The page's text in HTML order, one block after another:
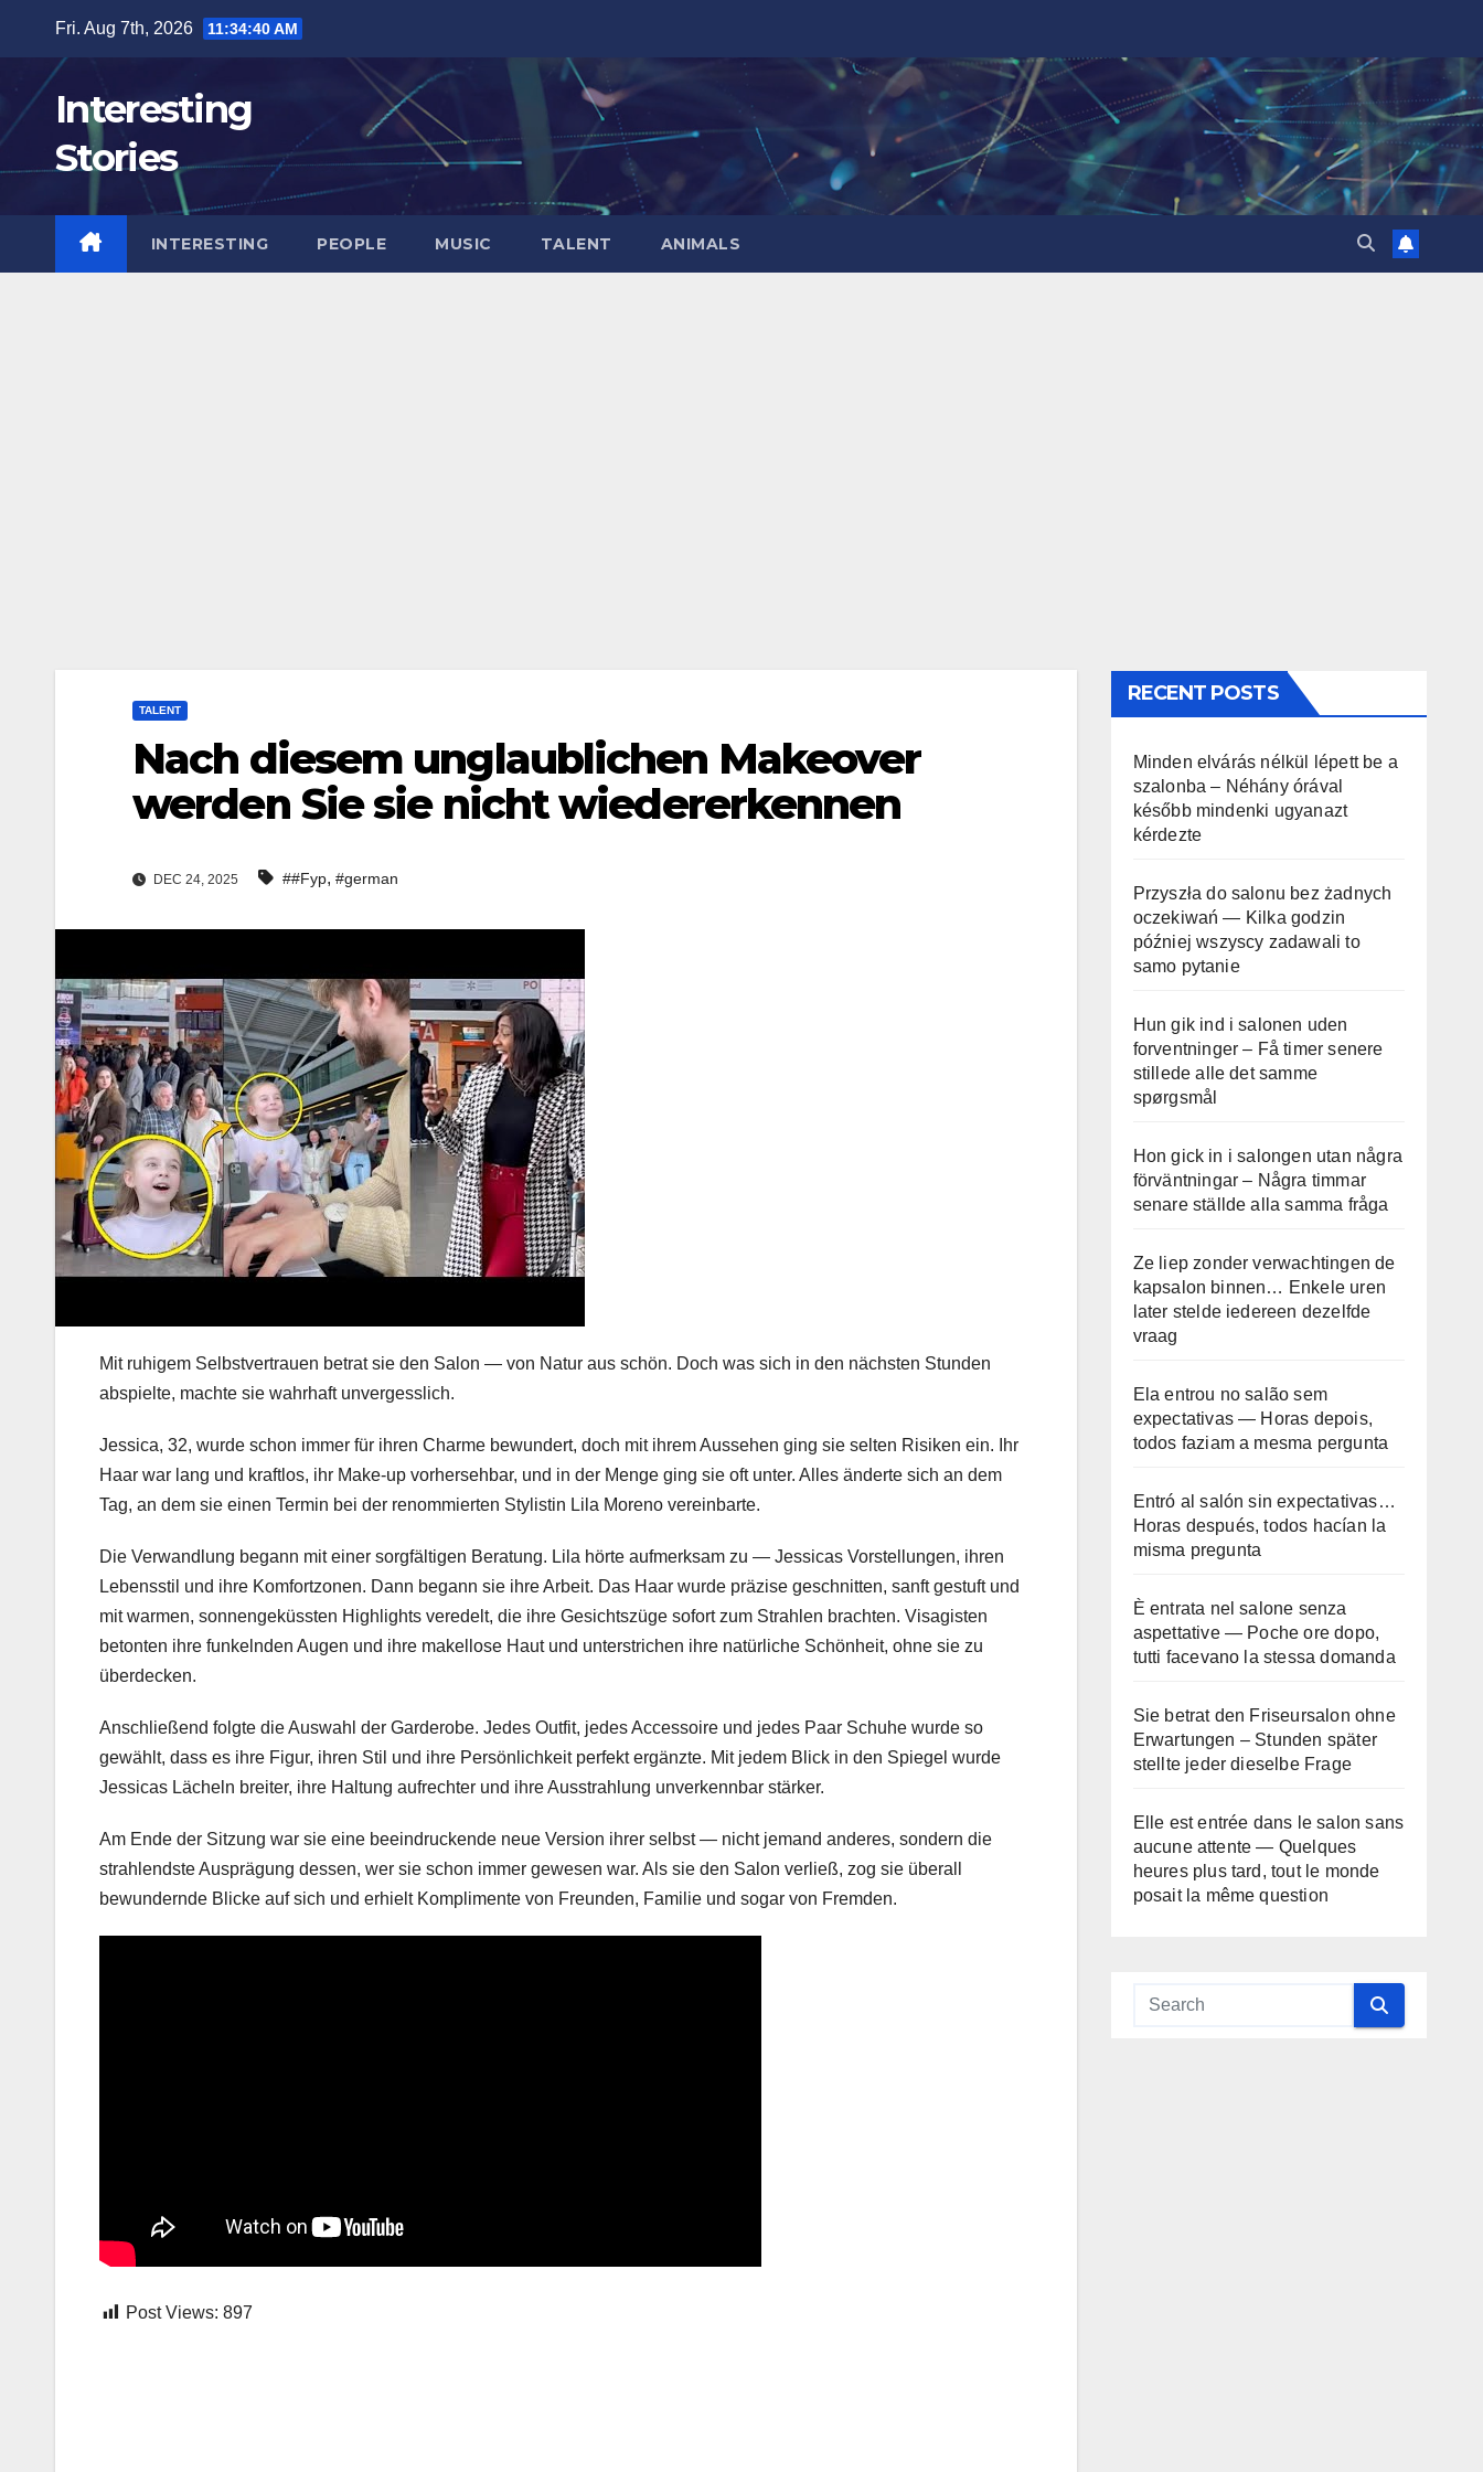
content
Fri. Aug 7th, 2026 11:34:41 AM
Interesting
Stories
INTERESTING PEOPLE MUSIC TALENT ANIMALS
TALENT
Nach diesem unglaublichen Makeover
werden Sie sie nicht wiedererkennen
DEC 24, 2025 ##Fyp, #german
Mit ruhigem Selbstvertrauen betrat sie den Salon — von Natur aus schön. Doch was sich in den nächsten Stunden
abspielte, machte sie wahrhaft unvergesslich.
Jessica, 32, wurde schon immer für ihren Charme bewundert, doch mit ihrem Aussehen ging sie selten Risiken ein. Ihr
Haar war lang und kraftlos, ihr Make-up vorhersehbar, und in der Menge ging sie oft unter. Alles änderte sich an dem
Tag, an dem sie einen Termin bei der renommierten Stylistin Lila Moreno vereinbarte.
Die Verwandlung begann mit einer sorgfältigen Beratung. Lila hörte aufmerksam zu — Jessicas Vorstellungen, ihren
Lebensstil und ihre Komfortzonen. Dann begann sie ihre Arbeit. Das Haar wurde präzise geschnitten, sanft gestuft und
mit warmen, sonnengeküssten Highlights veredelt, die ihre Gesichtszüge sofort zum Strahlen brachten. Visagisten
betonten ihre funkelnden Augen und ihre makellose Haut und unterstrichen ihre natürliche Schönheit, ohne sie zu
überdecken.
Anschließend folgte die Auswahl der Garderobe. Jedes Outfit, jedes Accessoire und jedes Paar Schuhe wurde so
gewählt, dass es ihre Figur, ihren Stil und ihre Persönlichkeit perfekt ergänzte. Mit jedem Blick in den Spiegel wurde
Jessicas Lächeln breiter, ihre Haltung aufrechter und ihre Ausstrahlung unverkennbar stärker.
Am Ende der Sitzung war sie eine beeindruckende neue Version ihrer selbst — nicht jemand anderes, sondern die
strahlendste Ausprägung dessen, wer sie schon immer gewesen war. Als sie den Salon verließ, zog sie überall
bewundernde Blicke auf sich und erhielt Komplimente von Freunden, Familie und sogar von Fremden.
Post Views: 897
RECENT POSTS
Minden elvárás nélkül lépett be a
szalonba – Néhány órával
később mindenki ugyanazt
kérdezte
Przyszła do salonu bez żadnych
oczekiwań — Kilka godzin
później wszyscy zadawali to
samo pytanie
Hun gik ind i salonen uden
forventninger – Få timer senere
stillede alle det samme
spørgsmål
Hon gick in i salongen utan några
förväntningar – Några timmar
senare ställde alla samma fråga
Ze liep zonder verwachtingen de
kapsalon binnen… Enkele uren
later stelde iedereen dezelfde
vraag
Ela entrou no salão sem
expectativas — Horas depois,
todos faziam a mesma pergunta
Entró al salón sin expectativas…
Horas después, todos hacían la
misma pregunta
È entrata nel salone senza
aspettative — Poche ore dopo,
tutti facevano la stessa domanda
Sie betrat den Friseursalon ohne
Erwartungen – Stunden später
stellte jeder dieselbe Frage
Elle est entrée dans le salon sans
aucune attente — Quelques
heures plus tard, tout le monde
posait la même question